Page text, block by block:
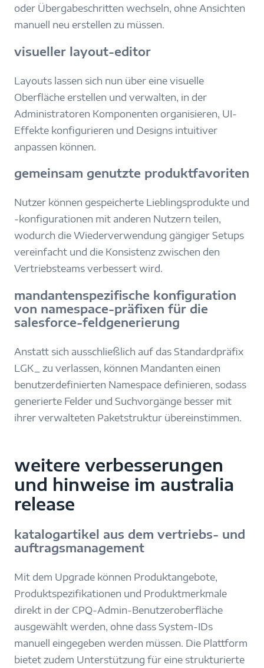
oder Übergabeschritten wechseln, ohne Ansichten
manuell neu erstellen zu müssen.
visueller layout-editor
Layouts lassen sich nun über eine visuelle
Oberfläche erstellen und verwalten, in der
Administratoren Komponenten organisieren, UI-
Effekte konfigurieren und Designs intuitiver
anpassen können.
gemeinsam genutzte produktfavoriten
Nutzer können gespeicherte Lieblingsprodukte und
-konfigurationen mit anderen Nutzern teilen,
wodurch die Wiederverwendung gängiger Setups
vereinfacht und die Konsistenz zwischen den
Vertriebsteams verbessert wird.
mandantenspezifische konfiguration
von namespace-präfixen für die
salesforce-feldgenerierung
Anstatt sich ausschließlich auf das Standardpräfix
LGK_ zu verlassen, können Mandanten einen
benutzerdefinierten Namespace definieren, sodass
generierte Felder und Suchvorgänge besser mit
ihrer verwalteten Paketstruktur übereinstimmen.
weitere verbesserungen
und hinweise im australia
release
katalogartikel aus dem vertriebs- und
auftragsmanagement
Mit dem Upgrade können Produktangebote,
Produktspezifikationen und Produktmerkmale
direkt in der CPQ-Admin-Benutzeroberfläche
ausgewählt werden, ohne dass System-IDs
manuell eingegeben werden müssen. Die Plattform
bietet zudem Unterstützung für eine strukturierte